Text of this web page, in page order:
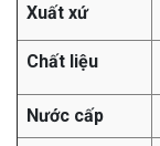
Xuất xứ
Chất liệu
Nước cấp